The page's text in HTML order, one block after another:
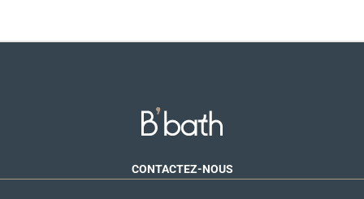
CONTACTEZ-NOUS